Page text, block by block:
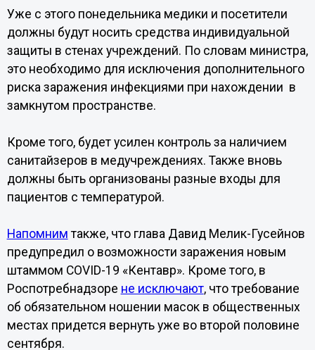
Уже с этого понедельника медики и посетители
должны будут носить средства индивидуальной
защиты в стенах учреждений. По словам министра,
это необходимо для исключения дополнительного
риска заражения инфекциями при нахождении в
замкнутом пространстве.
Кроме того, будет усилен контроль за наличием
санитайзеров в медучреждениях. Также вновь
должны быть организованы разные входы для
пациентов с температурой.
Напомним также, что глава Давид Мелик-Гусейнов
предупредил о возможности заражения новым
штаммом COVID-19 «Кентавр». Кроме того, в
Роспотребнадзоре не исключают, что требование
об обязательном ношении масок в общественных
местах придется вернуть уже во второй половине
сентября.